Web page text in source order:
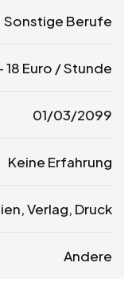
Sonstige Berufe
18 Euro / Stunde
01/03/2099
Keine Erfahrung
Verlag, Druck
Andere